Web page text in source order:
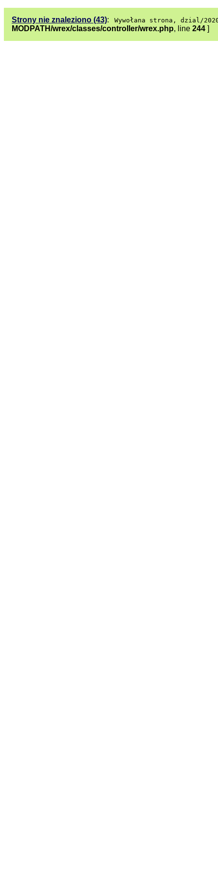
Strony nie znaleziono (43): Wywołana strona, dzial/
MODPATH/wrex/classes/controller/wrex.php, line 244 ]